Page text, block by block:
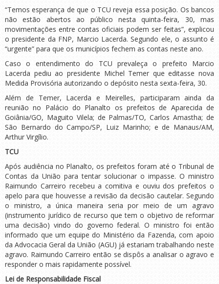
“Temos esperança de que o TCU reveja essa posição. Os bancos
não estão abertos ao público nesta quinta-feira, 30, mas
movimentações entre contas oficiais podem ser feitas”, explicou
o presidente da FNP, Marcio Lacerda. Segundo ele, o assunto é
“urgente” para que os municípios fechem as contas neste ano.
Caso o entendimento do TCU prevaleça o prefeito Marcio
Lacerda pediu ao presidente Michel Temer que editasse nova
Medida Provisória autorizando o depósito nesta sexta-feira, 30.
Além de Temer, Lacerda e Meirelles, participaram ainda da
reunião no Palácio do Planalto os prefeitos de Aparecida de
Goiânia/GO, Maguito Vilela; de Palmas/TO, Carlos Amastha; de
São Bernardo do Campo/SP, Luiz Marinho; e de Manaus/AM,
Arthur Virgílio.
TCU
Após audiência no Planalto, os prefeitos foram até o Tribunal de
Contas da União para tentar solucionar o impasse. O ministro
Raimundo Carreiro recebeu a comitiva e ouviu dos prefeitos o
apelo para que houvesse a revisão da decisão cautelar. Segundo
o ministro, a única maneira seria por meio de um agravo
(instrumento jurídico de recurso que tem o objetivo de reformar
uma decisão) vindo do governo federal. O ministro foi então
informado que um equipe do Ministério da Fazenda, com apoio
da Advocacia Geral da União (AGU) já estariam trabalhando neste
agravo. Raimundo Carreiro então se dispôs a analisar o agravo e
responder o mais rapidamente possível.
Lei de Responsabilidade Fiscal